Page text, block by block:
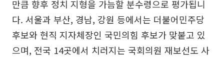
만큼 향후 정치 지형을 가늠할 분수령으로 평가됩니
다. 서울과 부산, 경남, 강원 등에서는 더불어민주당
후보와 현직 지자체장인 국민의힘 후보가 맞붙고 있
으며, 전국 14곳에서 치러지는 국회의원 재보선도 사